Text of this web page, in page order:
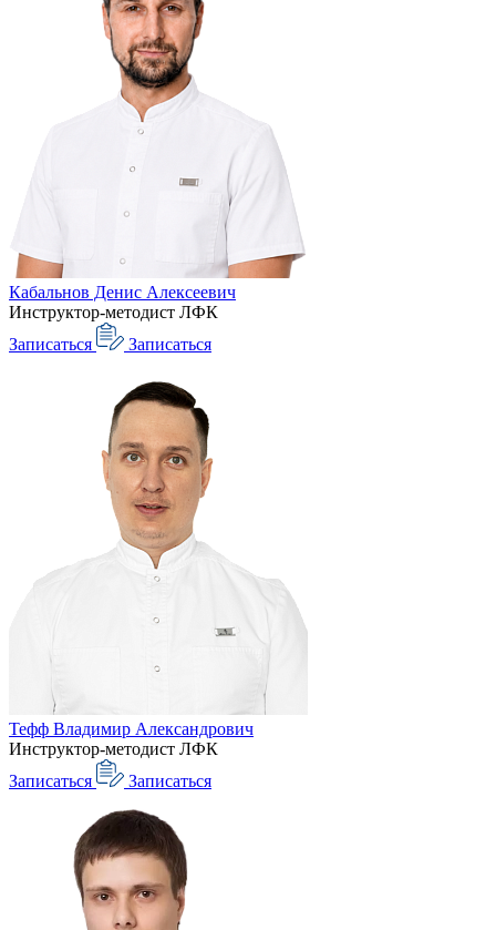
Кабальнов Денис Алексеевич
Инструктор-методист ЛФК
Записаться
Записаться
Тефф Владимир Александрович
Инструктор-методист ЛФК
Записаться
Записаться